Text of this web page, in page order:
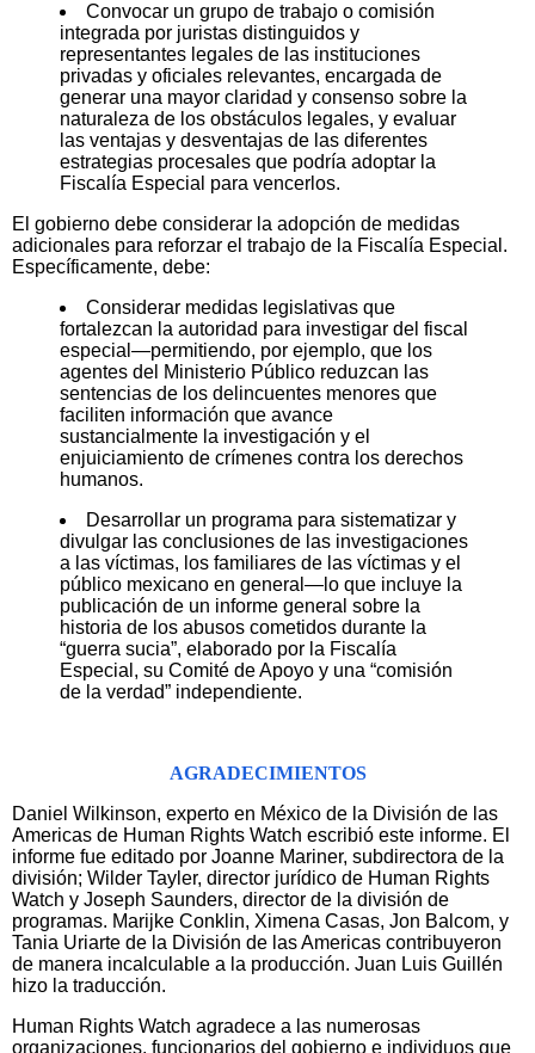
Convocar un grupo de trabajo o comisión
integrada por juristas distinguidos y
representantes legales de las instituciones
privadas y oficiales relevantes, encargada de
generar una mayor claridad y consenso sobre la
naturaleza de los obstáculos legales, y evaluar
las ventajas y desventajas de las diferentes
estrategias procesales que podría adoptar la
Fiscalía Especial para vencerlos.
El gobierno debe considerar la adopción de medidas
adicionales para reforzar el trabajo de la Fiscalía Especial.
Específicamente, debe:
Considerar medidas legislativas que
fortalezcan la autoridad para investigar del fiscal
especial—permitiendo, por ejemplo, que los
agentes del Ministerio Público reduzcan las
sentencias de los delincuentes menores que
faciliten información que avance
sustancialmente la investigación y el
enjuiciamiento de crímenes contra los derechos
humanos.
Desarrollar un programa para sistematizar y
divulgar las conclusiones de las investigaciones
a las víctimas, los familiares de las víctimas y el
público mexicano en general—lo que incluye la
publicación de un informe general sobre la
historia de los abusos cometidos durante la
“guerra sucia”, elaborado por la Fiscalía
Especial, su Comité de Apoyo y una “comisión
de la verdad” independiente.
AGRADECIMIENTOS
Daniel Wilkinson, experto en México de la División de las
Americas de Human Rights Watch escribió este informe. El
informe fue editado por Joanne Mariner, subdirectora de la
división; Wilder Tayler, director jurídico de Human Rights
Watch y Joseph Saunders, director de la división de
programas. Marijke Conklin, Ximena Casas, Jon Balcom, y
Tania Uriarte de la División de las Americas contribuyeron
de manera incalculable a la producción. Juan Luis Guillén
hizo la traducción.
Human Rights Watch agradece a las numerosas
organizaciones, funcionarios del gobierno e individuos que